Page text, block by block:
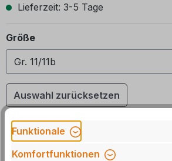
Lieferzeit: 3-5 Tage
Größeauswählen
Auswahl zurücksetzen
Produkt Anzahl: Gib den
Funktionale
Komfortfunktionen